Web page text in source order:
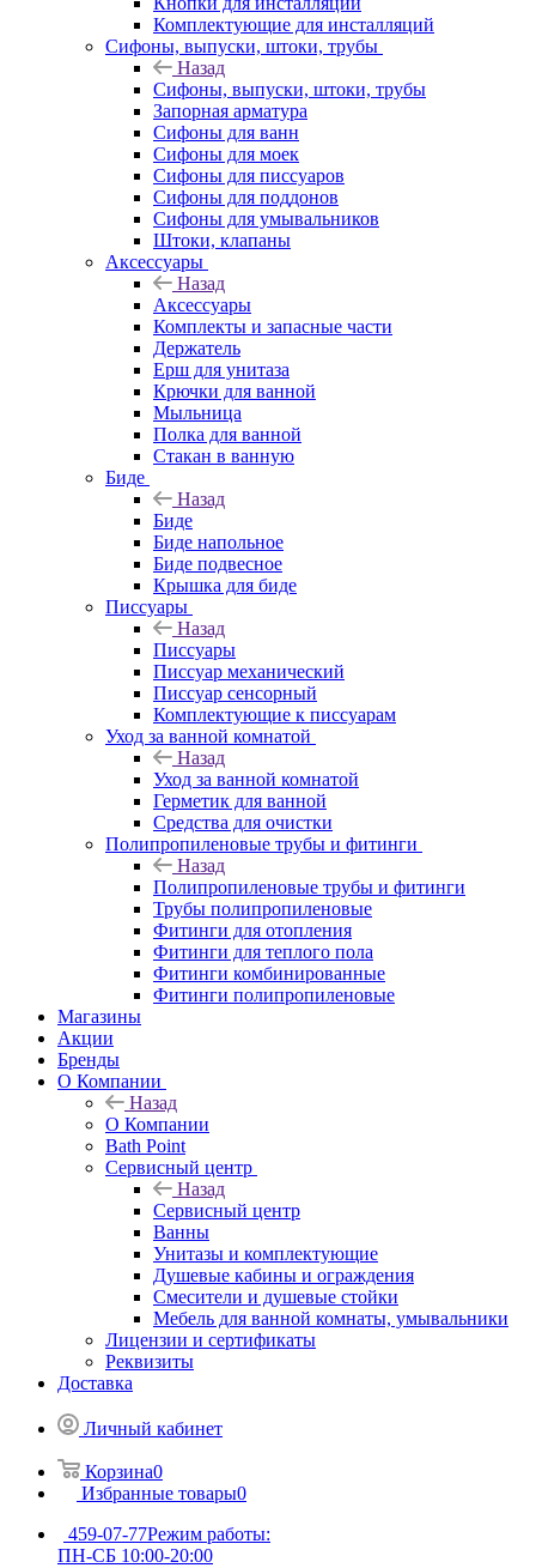
Комплектующие для инсталляций
Сифоны, выпуски, штоки, трубы
Назад
Сифоны, выпуски, штоки, трубы
Запорная арматура
Сифоны для ванн
Сифоны для моек
Сифоны для писсуаров
Сифоны для поддонов
Сифоны для умывальников
Штоки, клапаны
Аксессуары
Назад
Аксессуары
Комплекты и запасные части
Держатель
Ерш для унитаза
Крючки для ванной
Мыльница
Полка для ванной
Стакан в ванную
Биде
Назад
Биде
Биде напольное
Биде подвесное
Крышка для биде
Писсуары
Назад
Писсуары
Писсуар механический
Писсуар сенсорный
Комплектующие к писсуарам
Уход за ванной комнатой
Назад
Уход за ванной комнатой
Герметик для ванной
Средства для очистки
Полипропиленовые трубы и фитинги
Назад
Полипропиленовые трубы и фитинги
Трубы полипропиленовые
Фитинги для отопления
Фитинги для теплого пола
Фитинги комбинированные
Фитинги полипропиленовые
Магазины
Акции
Бренды
О Компании
Назад
О Компании
Bath Point
Сервисный центр
Назад
Сервисный центр
Ванны
Унитазы и комплектующие
Душевые кабины и ограждения
Смесители и душевые стойки
Мебель для ванной комнаты, умывальники
Лицензии и сертификаты
Реквизиты
Доставка
Личный кабинет
Корзина0
Избранные товары0
459-07-77Режим работы:
ПН-СБ 10:00-20:00